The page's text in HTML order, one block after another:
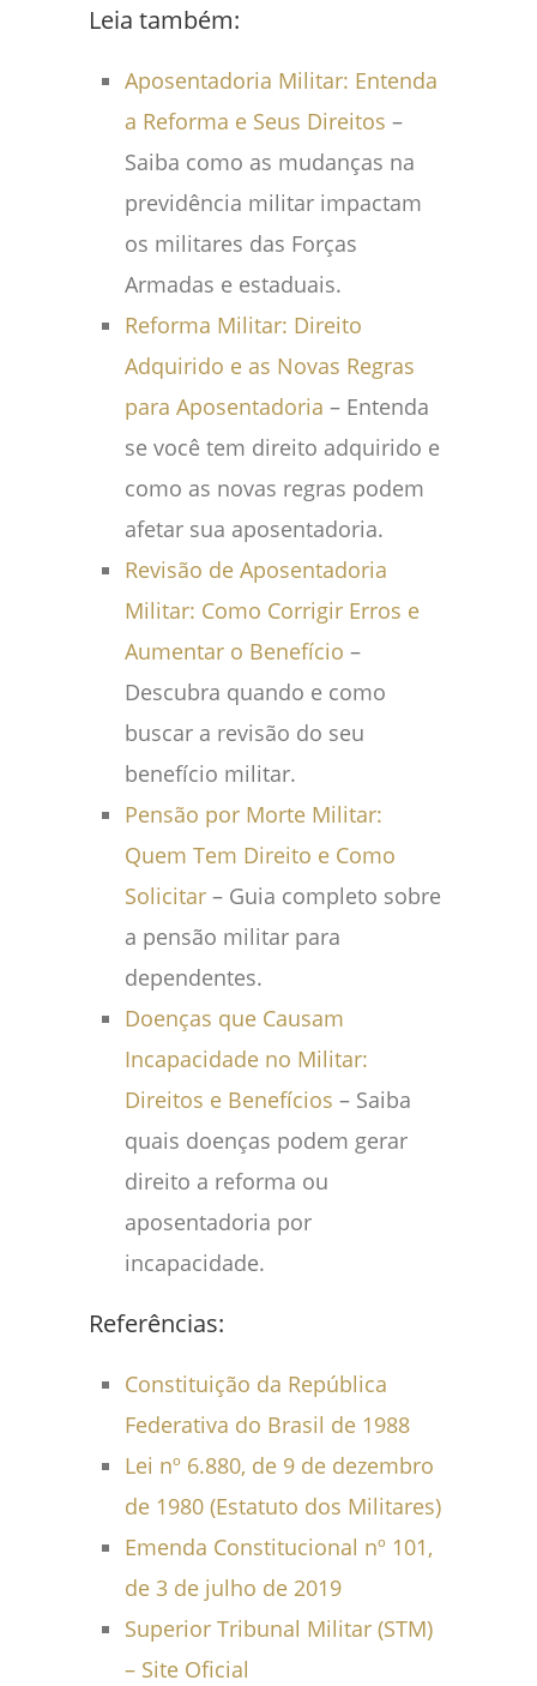
Leia também:
Aposentadoria Militar: Entenda
a Reforma e Seus Direitos –
Saiba como as mudanças na
previdência militar impactam
os militares das Forças
Armadas e estaduais.
Reforma Militar: Direito
Adquirido e as Novas Regras
para Aposentadoria – Entenda
se você tem direito adquirido e
como as novas regras podem
afetar sua aposentadoria.
Revisão de Aposentadoria
Militar: Como Corrigir Erros e
Aumentar o Benefício –
Descubra quando e como
buscar a revisão do seu
benefício militar.
Pensão por Morte Militar:
Quem Tem Direito e Como
Solicitar – Guia completo sobre
a pensão militar para
dependentes.
Doenças que Causam
Incapacidade no Militar:
Direitos e Benefícios – Saiba
quais doenças podem gerar
direito a reforma ou
aposentadoria por
incapacidade.
Referências:
Constituição da República
Federativa do Brasil de 1988
Lei nº 6.880, de 9 de dezembro
de 1980 (Estatuto dos Militares)
Emenda Constitucional nº 101,
de 3 de julho de 2019
Superior Tribunal Militar (STM)
– Site Oficial